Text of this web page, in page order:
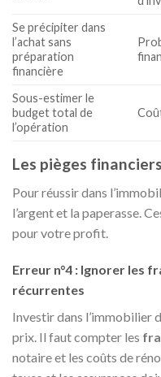
Se précipiter dans
l’achat sans
préparation
financière
Sous-estimer le
budget total de
l’opération
Les pièges
Pour réussir dans
l’argent et la paperasse.
pour votre profit.
Erreur n°4 : Ignorer les
récurrentes
Investir dans l’immobilier
prix. Il faut compter les
notaire et les coûts de